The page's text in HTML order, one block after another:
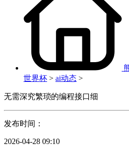
世界杯 > ai动态 >
无需深究繁琐的编程接口细
发布时间：
2026-04-28 09:10